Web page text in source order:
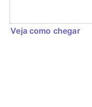
Veja como chegar